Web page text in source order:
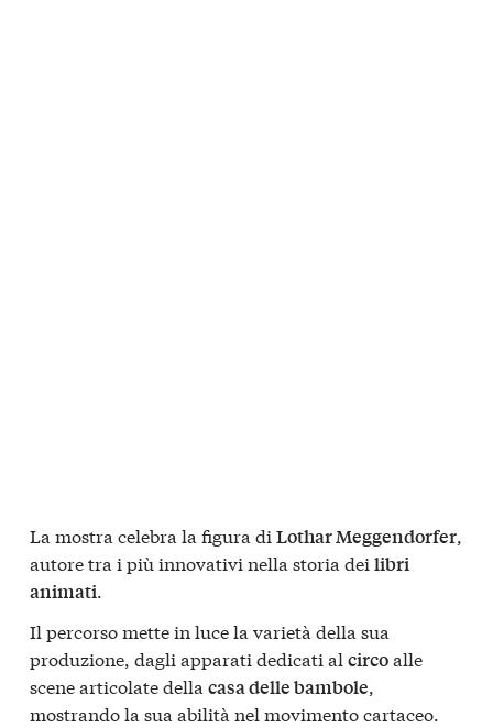
La mostra celebra la figura di Lothar Meggendorfer,
autore tra i più innovativi nella storia dei libri
animati.
Il percorso mette in luce la varietà della sua
produzione, dagli apparati dedicati al circoalle
scene articolate della casa delle bambole,
mostrando la sua abilità nel movimento cartaceo.